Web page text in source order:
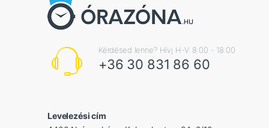
Kérdésed lenne? Hívj H-V: 8:00 - 18:00
+36 30 831 86 60
Levelezési cím